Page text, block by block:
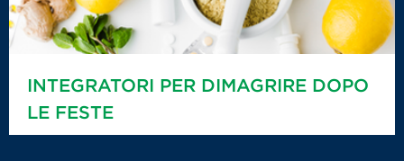
INTEGRATORI PER DIMAGRIRE DOPO
LE FESTE